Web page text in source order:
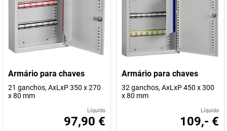
Armário para chaves
21 ganchos, AxLxP 350 x 270
x 80 mm
Líquido
97,90 €
Armário para chaves
32 ganchos, AxLxP 450 x 300
x 80 mm
Líquido
109,- €